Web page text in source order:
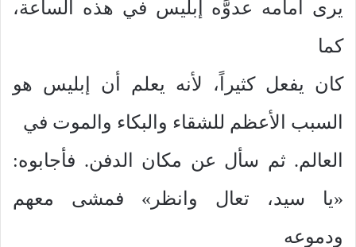
يرى أمامه عدوَّه إبليس في هذه الساعة،
كما
كان يفعل كثيراً، لأنه يعلم أن إبليس هو
السبب الأعظم للشقاء والبكاء والموت في
العالم. ثم سأل عن مكان الدفن. فأجابوه:
«يا سيد، تعال وانظر» فمشى معهم
ودموعه